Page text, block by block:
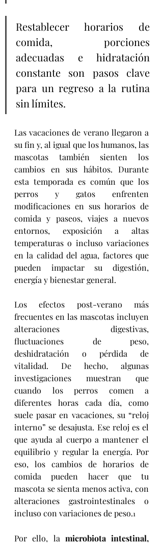
Restablecer horarios de
comida, porciones
adecuadas e hidratación
constante son pasos clave
para un regreso a la rutina
sin límites.
Las vacaciones de verano llegaron a
su fin y, al igual que los humanos, las
mascotas también sienten los
cambios en sus hábitos. Durante
esta temporada es común que los
perros y gatos enfrenten
modificaciones en sus horarios de
comida y paseos, viajes a nuevos
entornos, exposición a altas
temperaturas o incluso variaciones
en la calidad del agua, factores que
pueden impactar su digestión,
energía y bienestar general.
Los efectos post-verano más
frecuentes en las mascotas incluyen
alteraciones digestivas,
fluctuaciones de peso,
deshidratación o pérdida de
vitalidad. De hecho, algunas
investigaciones muestran que
cuando los perros comen a
diferentes horas cada día, como
suele pasar en vacaciones, su “reloj
interno” se desajusta. Ese reloj es el
que ayuda al cuerpo a mantener el
equilibrio y regular la energía. Por
eso, los cambios de horarios de
comida pueden hacer que tu
mascota se sienta menos activa, con
alteraciones gastrointestinales o
incluso con variaciones de peso.1
Por ello, la microbiota intestinal,